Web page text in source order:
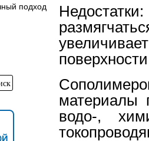
подход
материалы
водо-,